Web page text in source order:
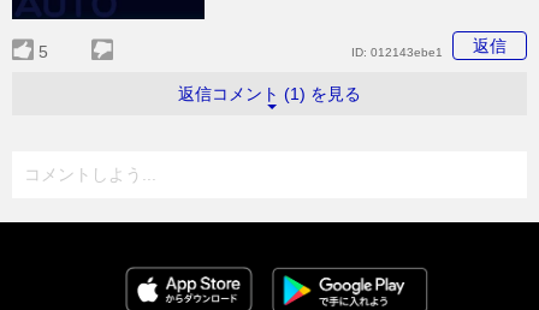
5 返信
ID: 012143ebe1
返信コメント (1) を見る
コメントしよう...